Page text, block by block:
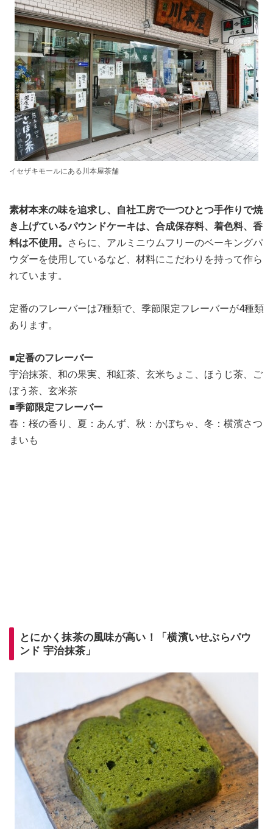
イセザキモールにある川本屋茶舗
素材本来の味を追求し、自社工房で一つひとつ手作りで焼
き上げているパウンドケーキは、合成保存料、着色料、香
料は不使用。
さらに、アルミニウムフリーのベーキングパ
ウダーを使用しているなど、材料にこだわりを持って作ら
れています。
定番のフレーバーは7種類で、季節限定フレーバーが4種類
あります。
■定番のフレーバー
宇治抹茶、和の果実、和紅茶、玄米ちょこ、ほうじ茶、ご
ぼう茶、玄米茶
■季節限定フレーバー
春：桜の香り、夏：あんず、秋：かぼちゃ、冬：横濱さつ
まいも
とにかく抹茶の風味が高い！「横濱いせぶらパウ
ンド 宇治抹茶」